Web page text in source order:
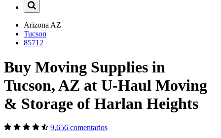
Arizona AZ
Tucson
85712
Buy Moving Supplies in
Tucson, AZ at U-Haul Moving
& Storage of Harlan Heights
9,656 comentarios